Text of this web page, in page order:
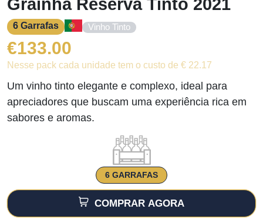
Grainha Reserva Tinto 2021
6 Garrafas Vinho Tinto
€133.00
Nesse pack cada unidade tem o custo de € 22.17
Um vinho tinto elegante e complexo, ideal para
apreciadores que buscam uma experiência rica em
sabores e aromas.
6 GARRAFAS
COMPRAR AGORA